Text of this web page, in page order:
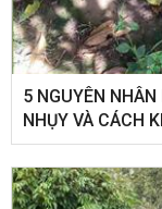
5 NGUYÊN
NHỤY VÀ CÁCH